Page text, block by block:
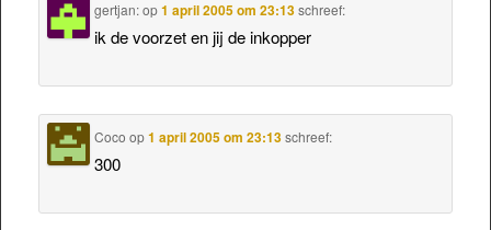
gertjan:op1 april 2005 om 23:13 schreef:
ik de voorzet en jij de inkopper
Coco op1 april 2005 om 23:13 schreef:
300